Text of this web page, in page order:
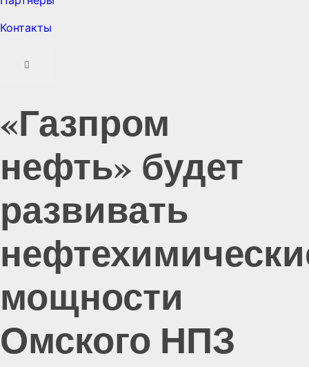
Контакты
«Газпром
нефть» будет
развивать
мощности
Омского НПЗ